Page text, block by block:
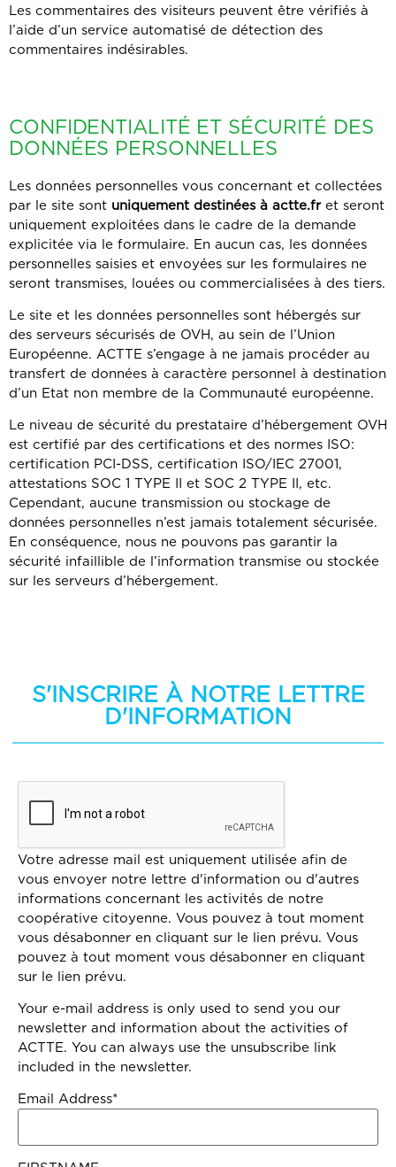
Les commentaires des visiteurs peuvent être vérifiés à
l’aide d’un service automatisé de détection des
commentaires indésirables.
CONFIDENTIALITÉ ET SÉCURITÉ DES
DONNÉES PERSONNELLES
Les données personnelles vous concernant et collectées
par le site sont uniquement destinées à actte.fret seront
uniquement exploitées dans le cadre de la demande
explicitée via le formulaire. En aucun cas, les données
personnelles saisies et envoyées sur les formulaires ne
seront transmises, louées ou commercialisées à des tiers.
Le site et les données personnelles sont hébergés sur
des serveurs sécurisés de OVH, au sein de l’Union
Européenne. ACTTE s’engage à ne jamais procéder au
transfert de données à caractère personnel à destination
d’un Etat non membre de la Communauté européenne.
Le niveau de sécurité du prestataire d’hébergement OVH
est certifié par des certifications et des normes ISO:
certification PCI-DSS, certification ISO/IEC 27001,
attestations SOC 1 TYPE II et SOC 2 TYPE II, etc.
Cependant, aucune transmission ou stockage de
données personnelles n’est jamais totalement sécurisée.
En conséquence, nous ne pouvons pas garantir la
sécurité infaillible de l’information transmise ou stockée
sur les serveurs d’hébergement.
S'INSCRIRE À NOTRE LETTRE
D'INFORMATION
Votre adresse mail est uniquement utilisée afin de
vous envoyer notre lettre d'information ou d'autres
informations concernant les activités de notre
coopérative citoyenne. Vous pouvez à tout moment
vous désabonner en cliquant sur le lien prévu. Vous
pouvez à tout moment vous désabonner en cliquant
sur le lien prévu.
Your e-mail address is only used to send you our
newsletter and information about the activities of
ACTTE. You can always use the unsubscribe link
included in the newsletter.
Email Address*